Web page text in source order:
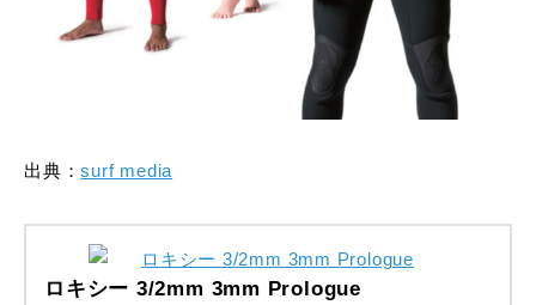
出典：surf media
ロキシー 3/2mm 3mm Prologue